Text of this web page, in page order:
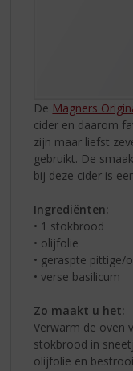
De Magners
cider en daarom
zijn maar liefst
gebruikt. De
bij deze cider is
Ingrediënten:
• 1 stokbrood
• olijfolie
• geraspte pittige/
• verse basilicum
Zo maakt u het:
Verwarm de oven
stokbrood in
olijfolie en